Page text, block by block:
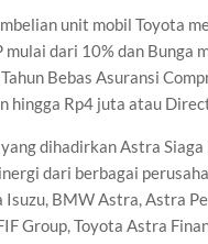
unit mobil Toyota
mulai dari 10% dan Bunga
Bebas Asuransi
hingga Rp4 juta atau
dihadirkan Astra
dari berbagai
BMW Astra, Astra
Group, Toyota Astra